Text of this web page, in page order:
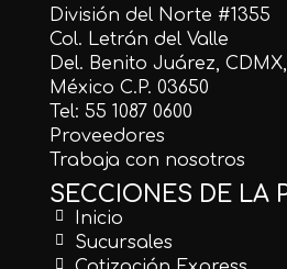
División del Norte #1355
Col. Letrán del Valle
Del. Benito Juárez, CDMX,
México C.P. 03650
Tel: 55 1087 0600
Proveedores
Trabaja con nosotros
SECCIONES DE LA
Inicio
Sucursales